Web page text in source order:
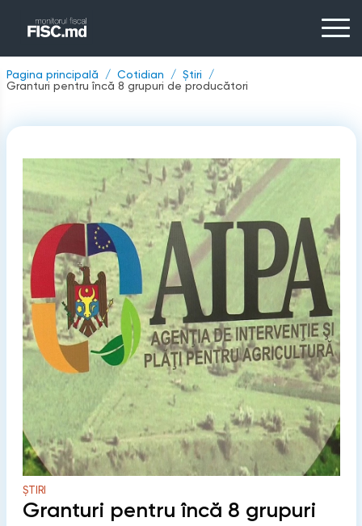
Pagina principală Cotidian
Știri
Granturi pentru încă 8 grupuri de producători
ȘTIRI
Granturi pentru încă 8 grupuri